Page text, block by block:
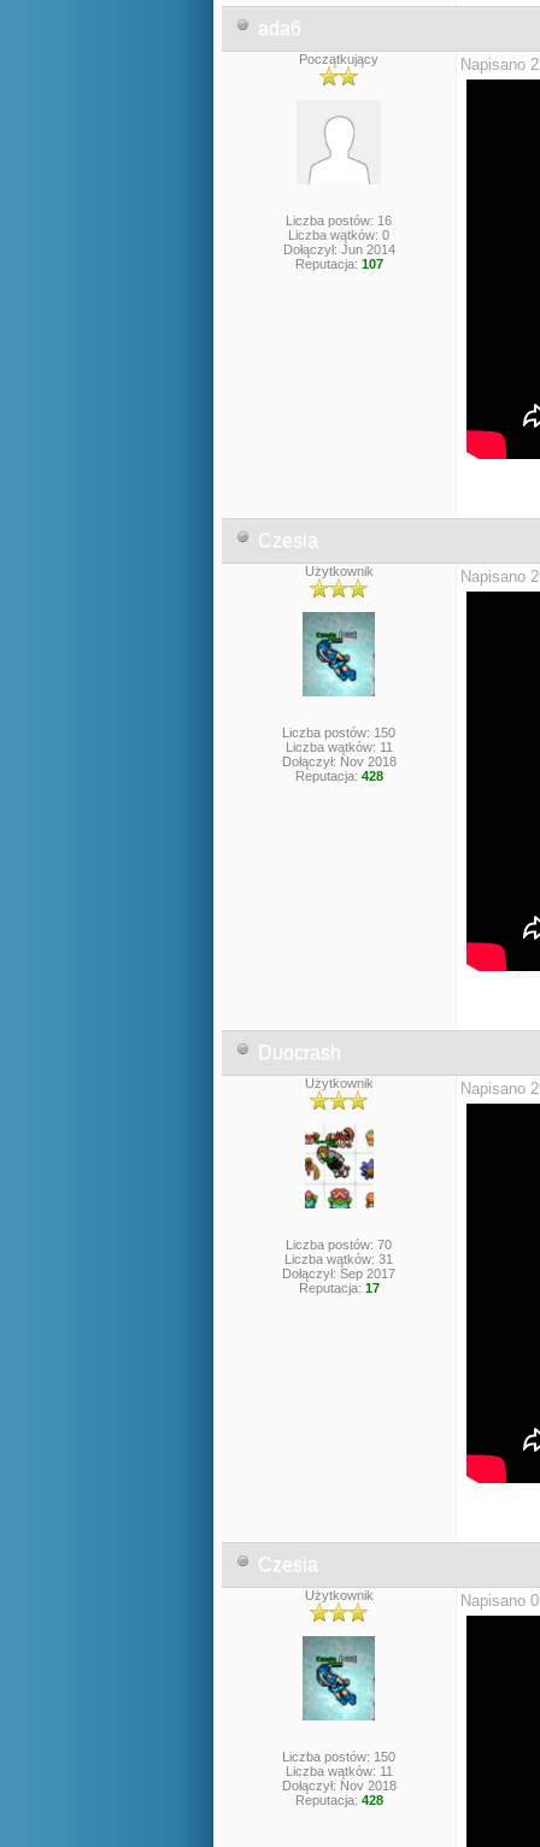
ada6
Początkujący
Liczba postów: 16
Liczba wątków: 0
Dołączył: Jun 2014
Reputacja: 107
Napisano
Czesia
Użytkownik
Liczba postów: 150
Liczba wątków: 11
Dołączył: Nov 2018
Reputacja: 428
Napisano
Duocrash
Użytkownik
Liczba postów: 70
Liczba wątków: 31
Dołączył: Sep 2017
Reputacja: 17
Napisano
Czesia
Użytkownik
Liczba postów: 150
Liczba wątków: 11
Dołączył: Nov 2018
Reputacja: 428
Napisano